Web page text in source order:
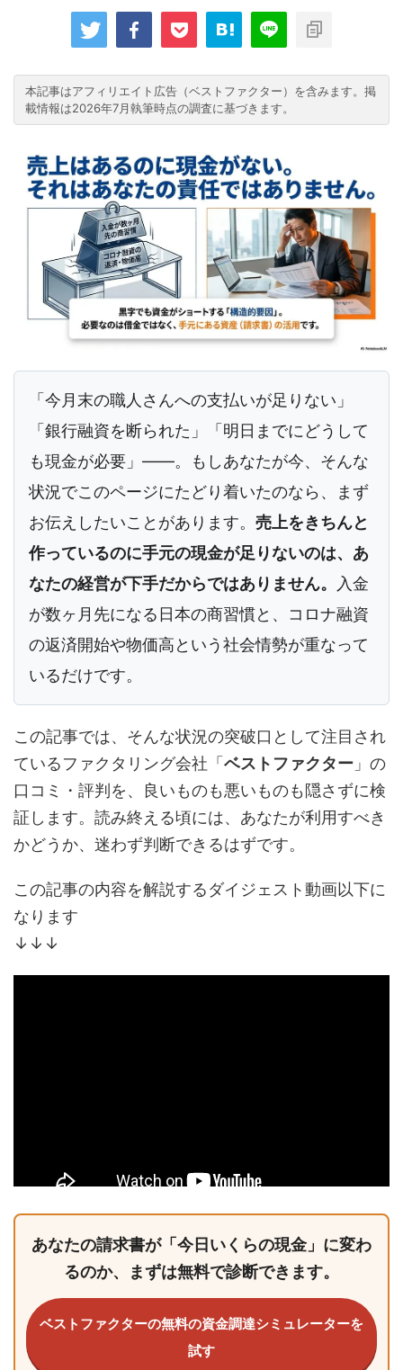
本記事はアフィリエイト広告（ベストファクター）を含みます。掲
載情報は2026年7月執筆時点の調査に基づきます。
「今月末の職人さんへの支払いが足りない」
「銀行融資を断られた」「明日までにどうして
も現金が必要」――。もしあなたが今、そんな
状況でこのページにたどり着いたのなら、まず
お伝えしたいことがあります。 売上をきちんと
作っているのに手元の現金が足りないのは、あ
なたの経営が下手だからではありません。
入金
が数ヶ月先になる日本の商習慣と、コロナ融資
の返済開始や物価高という社会情勢が重なって
いるだけです。
この記事では、そんな状況の突破口として注目され
ているファクタリング会社「 ベストファクター 」の
口コミ・評判を、良いものも悪いものも隠さずに検
証します。読み終える頃には、あなたが利用すべき
かどうか、迷わず判断できるはずです。
この記事の内容を解説するダイジェスト動画以下に
なります
↓↓↓
あなたの請求書が「今日いくらの現金」に変わ
るのか、まずは無料で診断できます。
ベストファクターの無料の資金調達シミュレーターを
試す